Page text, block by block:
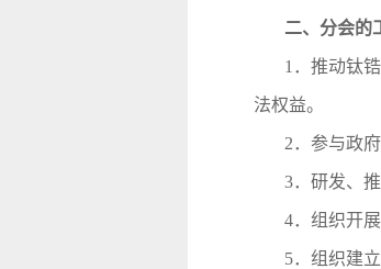
二、分会的
1．推动钛
法权益。
2．参与政
3．研发、
4．组织开
5．组织建